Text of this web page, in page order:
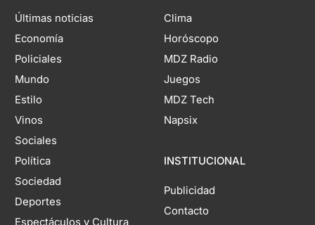
Últimas noticias
Economía
Policiales
Mundo
Estilo
Vinos
Sociales
Política
Sociedad
Deportes
Espectáculos y Cultura
Clima
Horóscopo
MDZ Radio
Juegos
MDZ Tech
Napsix
INSTITUCIONAL
Publicidad
Contacto